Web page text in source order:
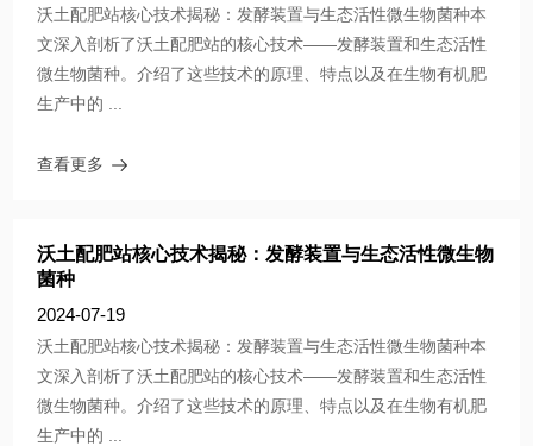
沃土配肥站核心技术揭秘：发酵装置与生态活性微生物菌种本
文深入剖析了沃土配肥站的核心技术——发酵装置和生态活性
微生物菌种。介绍了这些技术的原理、特点以及在生物有机肥
生产中的 ...
查看更多
沃土配肥站核心技术揭秘：发酵装置与生态活性微生物
菌种
2024-07-19
沃土配肥站核心技术揭秘：发酵装置与生态活性微生物菌种本
文深入剖析了沃土配肥站的核心技术——发酵装置和生态活性
微生物菌种。介绍了这些技术的原理、特点以及在生物有机肥
生产中的 ...